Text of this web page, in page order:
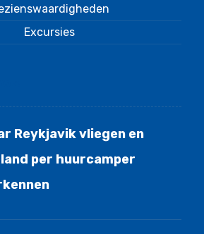
Excursies
Reykjavik vliegen en
per huurcamper